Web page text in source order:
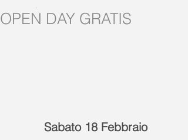
Tel:0425.539382
Mobile:
389.5728858
OPEN DAY GRATIS
Sabato 18 Febbraio